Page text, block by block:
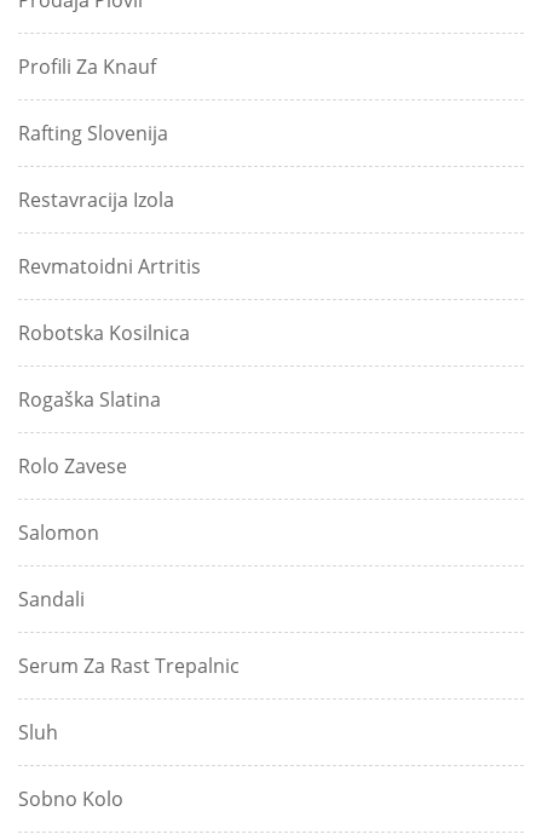
Profili Za Knauf
Rafting Slovenija
Restavracija Izola
Revmatoidni Artritis
Robotska Kosilnica
Rogaška Slatina
Rolo Zavese
Salomon
Sandali
Serum Za Rast Trepalnic
Sluh
Sobno Kolo